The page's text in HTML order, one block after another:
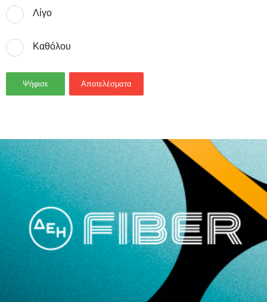
Λίγο
Καθόλου
Ψήφισε Αποτελέσματα
- Advertisement -